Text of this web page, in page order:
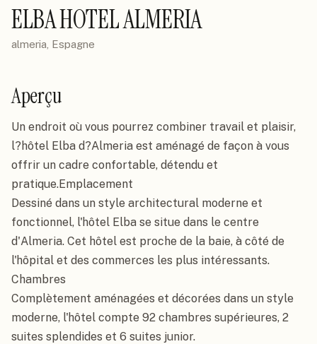
ELBA HOTEL ALMERIA
almeria, Espagne
Aperçu
Un endroit où vous pourrez combiner travail et plaisir,
l?hôtel Elba d?Almeria est aménagé de façon à vous
offrir un cadre confortable, détendu et
pratique.Emplacement
Dessiné dans un style architectural moderne et
fonctionnel, l'hôtel Elba se situe dans le centre
d'Almeria. Cet hôtel est proche de la baie, à côté de
l'hôpital et des commerces les plus intéressants.
Chambres
Complètement aménagées et décorées dans un style
moderne, l'hôtel compte 92 chambres supérieures, 2
suites splendides et 6 suites junior.